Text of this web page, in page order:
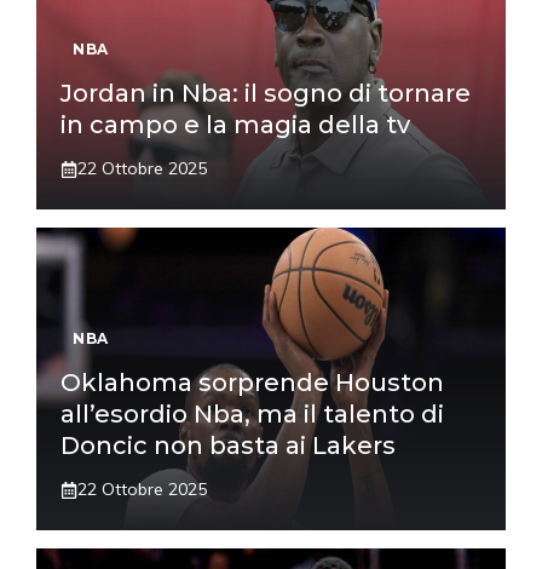
NBA
Jordan in Nba: il sogno di tornare
in campo e la magia della tv
22 Ottobre 2025
NBA
Oklahoma sorprende Houston
all’esordio Nba, ma il talento di
Doncic non basta ai Lakers
22 Ottobre 2025